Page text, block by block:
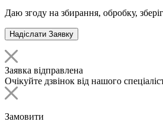
Даю згоду на збирання, обробку,
Заявка відправлена
Очікуйте дзвінок від нашого
Замовити